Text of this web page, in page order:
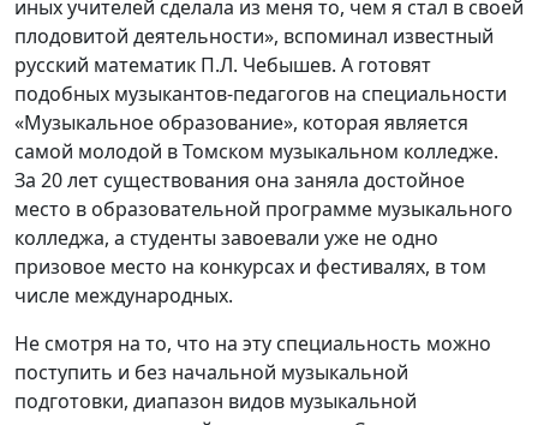
иных учителей сделала из меня то, чем я стал в своей
плодовитой деятельности», вспоминал известный
русский математик П.Л. Чебышев. А готовят
подобных музыкантов-педагогов на специальности
«Музыкальное образование», которая является
самой молодой в Томском музыкальном колледже.
За 20 лет существования она заняла достойное
место в образовательной программе музыкального
колледжа, а студенты завоевали уже не одно
призовое место на конкурсах и фестивалях, в том
числе международных.
Не смотря на то, что на эту специальность можно
поступить и без начальной музыкальной
подготовки, диапазон видов музыкальной